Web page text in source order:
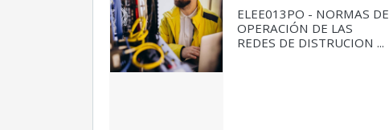
ELEE013PO - NORMAS DE
OPERACIÓN DE LAS
REDES DE DISTRUCION ...